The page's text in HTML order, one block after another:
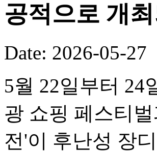
공적으로 개
Date: 2026-05-27
5월 22일부터 24
광 쇼핑 페스티
전'이 후난성 장